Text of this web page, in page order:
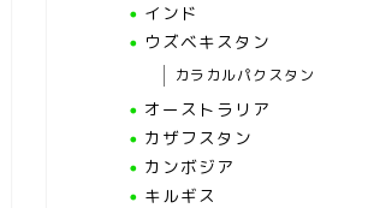
インド
ウズベキスタン
カラカルパクスタン
オーストラリア
カザフスタン
カンボジア
キルギス